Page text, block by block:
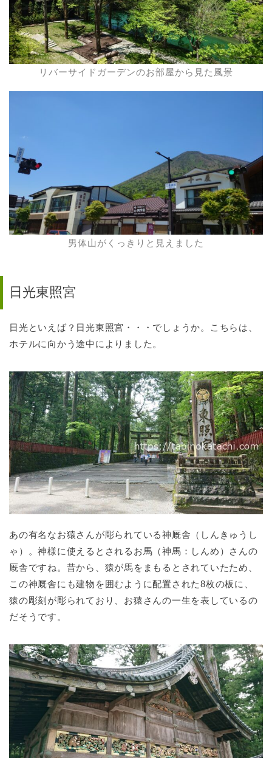
リバーサイドガーデンのお部屋から見た風景
男体山がくっきりと見えました
日光東照宮
日光といえば？日光東照宮・・・でしょうか。こちらは、
ホテルに向かう途中によりました。
あの有名なお猿さんが彫られている神厩舎（しんきゅうし
ゃ）。神様に使えるとされるお馬（神馬：しんめ）さんの
厩舎ですね。昔から、猿が馬をまもるとされていたため、
この神厩舎にも建物を囲むように配置された8枚の板に、
猿の彫刻が彫られており、お猿さんの一生を表しているの
だそうです。